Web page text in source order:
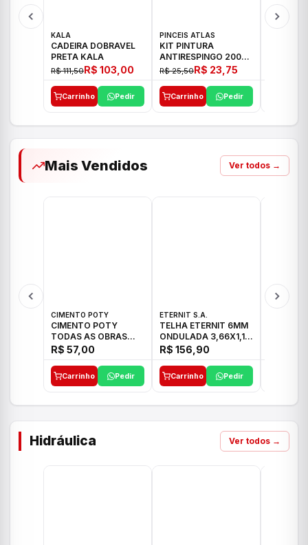
KALA
CADEIRA DOBRAVEL
PRETA KALA
R$ 111,50R$ 103,00
Carrinho Pedir
PINCEIS ATLAS
KIT PINTURA
ANTIRESPINGO 2003
ATLAS 03 PCS
R$ 25,50R$ 23,75
Carrinho Pedir
Mais Vendidos Ver todos →
CIMENTO POTY
CIMENTO POTY
TODAS AS OBRAS
50KG CP-II F/32
R$ 57,00
Carrinho Pedir
ETERNIT S.A.
TELHA ETERNIT 6MM
ONDULADA 3,66X1,10
48,80KG
R$ 156,90
Carrinho Pedir
Hidráulica Ver todos →